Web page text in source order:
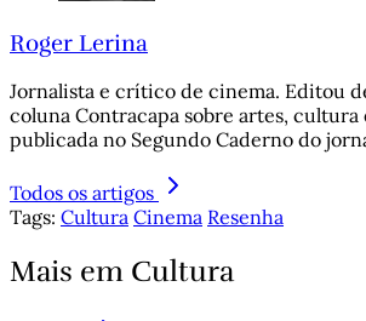
Roger Lerina
Jornalista e crítico de cinema. Editou de
coluna Contracapa sobre artes,
publicada no Segundo Caderno do
Todos os artigos
Tags: Cultura Cinema Resenha
Mais em Cultura